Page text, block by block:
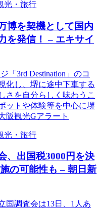
光・旅行
博を契機として国内
を発信！ – エキサイ
「3rd Destination」のコ
化し、堺に途中下車する
さを自分らしく味わうこ
ットや体験等を中心に堺
阪観光Gアラート
光・旅行
、出国税3000円を決
の可能性も – 朝日新
国調査会は13日、1人あ